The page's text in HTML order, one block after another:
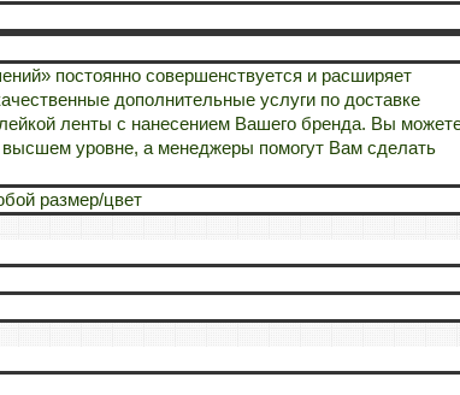
постоянно совершенствуется и расширяет
дополнительные услуги по доставке
ленты с нанесением Вашего бренда. Вы
уровне, а менеджеры помогут Вам сделать
размер/цвет